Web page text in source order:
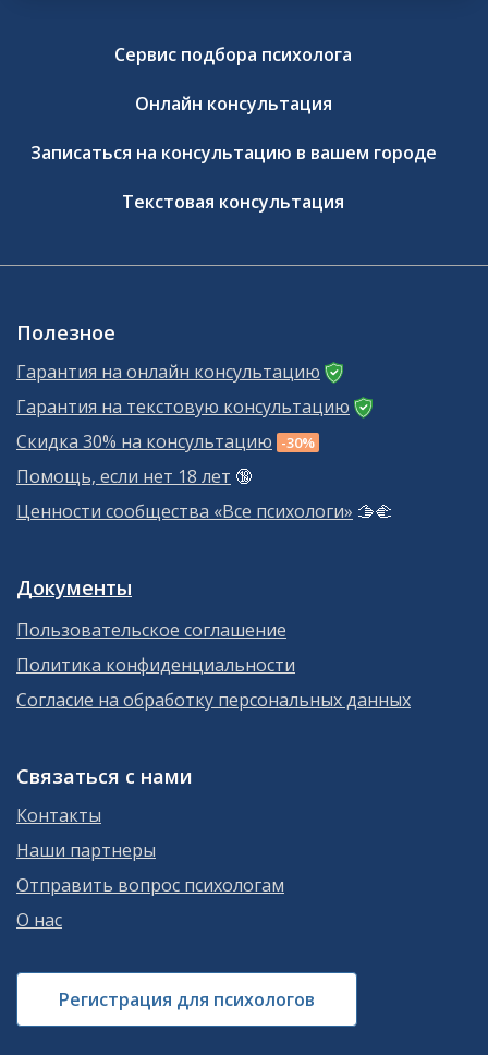
Сервис подбора психолога
Онлайн консультация
Записаться на консультацию в вашем городе
Текстовая консультация
Полезное
Гарантия на онлайн консультацию
Гарантия на текстовую консультацию
Скидка 30% на консультацию -30%
Помощь, если нет 18 лет 🔞
Ценности сообщества «Все психологи» 🫱‍🫲
Документы
Пользовательское соглашение
Политика конфиденциальности
Согласие на обработку персональных данных
Связаться с нами
Контакты
Наши партнеры
Отправить вопрос психологам
О нас
Регистрация для психологов